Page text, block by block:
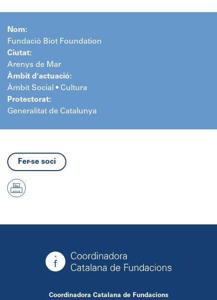
Nom:
Fundació Biot Foundation
Ciutat:
Arenys de Mar
Àmbit d'actuació:
Àmbit Social • Cultura
Protectorat:
Generalitat de Catalunya
Fer-se soci
Coordinadora Catalana de Fundacions